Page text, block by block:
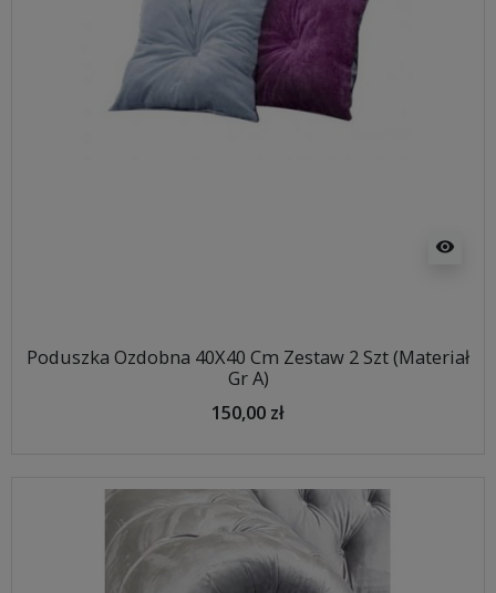
visibility
Poduszka Ozdobna 40X40 Cm Zestaw 2 Szt (Materiał
Gr A)
150,00 zł